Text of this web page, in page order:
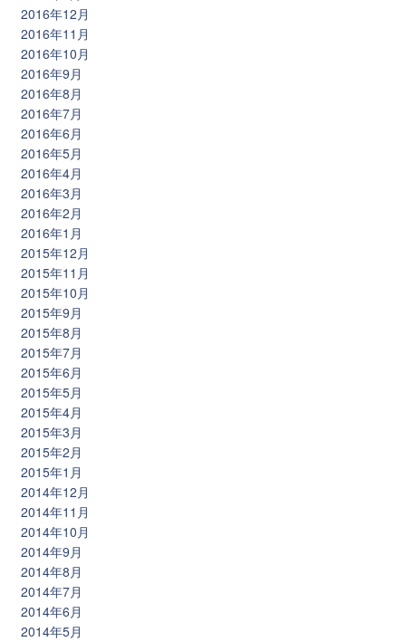
2016年12月
2016年11月
2016年10月
2016年9月
2016年8月
2016年7月
2016年6月
2016年5月
2016年4月
2016年3月
2016年2月
2016年1月
2015年12月
2015年11月
2015年10月
2015年9月
2015年8月
2015年7月
2015年6月
2015年5月
2015年4月
2015年3月
2015年2月
2015年1月
2014年12月
2014年11月
2014年10月
2014年9月
2014年8月
2014年7月
2014年6月
2014年5月